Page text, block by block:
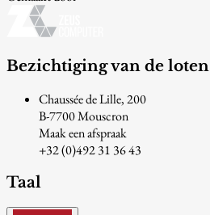
Bezichtiging van de loten
Chaussée de Lille, 200
B-7700 Mouscron
Maak een afspraak
+32 (0)492 31 36 43
Taal